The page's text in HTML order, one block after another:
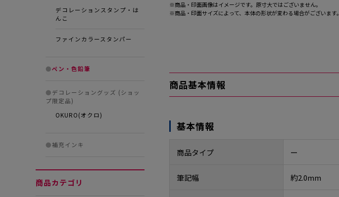
デコレーションスタンプ・は
んこ
ファインカラースタンパー
●ペン・色鉛筆
●デコレーショングッズ (ショッ
プ限定品)
OKURO(オクロ)
●補充インキ
商品カテゴリ
※商品・印面画像はイメージです。原寸大ではございません。
※商品・印面サイズによって、本体の形状が変わる場合がございます。
商品基本情報
基本情報
商品タイプ ー
筆記幅 約2.0mm